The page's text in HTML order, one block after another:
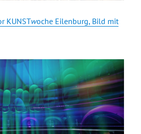
KUNSTwoche Eilenburg, Bild mit